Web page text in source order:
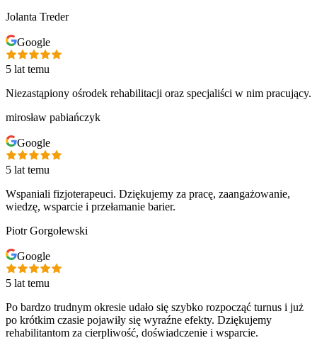
Jolanta Treder
Google
5 lat temu
Niezastąpiony ośrodek rehabilitacji oraz specjaliści w nim pracujący.
mirosław pabiańczyk
Google
5 lat temu
Wspaniali fizjoterapeuci. Dziękujemy za pracę, zaangażowanie,
wiedzę, wsparcie i przełamanie barier.
Piotr Gorgolewski
Google
5 lat temu
Po bardzo trudnym okresie udało się szybko rozpocząć turnus i już
po krótkim czasie pojawiły się wyraźne efekty. Dziękujemy
rehabilitantom za cierpliwość, doświadczenie i wsparcie.